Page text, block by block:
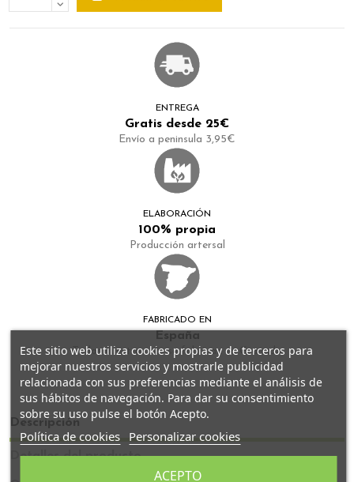
ENTREGA
Gratis desde 25€
Envío a peninsula 3,95€
ELABORACIÓN
100% propia
Producción artersal
FABRICADO EN
España
Todos nuestros tés se fabrican en Granada
Descripción
Detalles del producto
Este sitio web utiliza cookies propias y de terceros para
mejorar nuestros servicios y mostrarle publicidad
relacionada con sus preferencias mediante el análisis de
sus hábitos de navegación. Para dar su consentimiento
sobre su uso pulse el botón Acepto.
Política de cookies Personalizar cookies
ACEPTO